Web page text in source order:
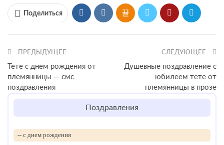
Поделиться
ПРЕДЫДУЩЕЕ
Тете с днем рождения от
племянницы — смс
поздравления
СЛЕДУЮЩЕЕ
Душевные поздравление с
юбилеем тете от
племянницы в прозе
Поздравления
-- с днем рождения